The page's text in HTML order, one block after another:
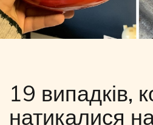
19 випадків,
натикалися